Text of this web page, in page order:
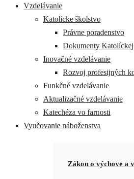
Vzdelávanie
Katolícke školstvo
Právne poradenstvo
Dokumenty
Inovačné vzdelávanie
Rozvoj profesijných
Funkčné vzdelávanie
Aktualizačné vzdelávanie
Katechéza vo farnosti
Vyučovanie náboženstva
Zákon o výchove a